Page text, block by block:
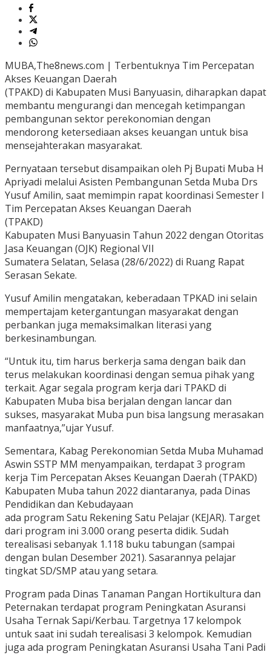
MUBA,The8news.com | Terbentuknya Tim Percepatan
Akses Keuangan Daerah
(TPAKD) di Kabupaten Musi Banyuasin, diharapkan dapat
membantu mengurangi dan mencegah ketimpangan
pembangunan sektor perekonomian dengan
mendorong ketersediaan akses keuangan untuk bisa
mensejahterakan masyarakat.
Pernyataan tersebut disampaikan oleh Pj Bupati Muba H
Apriyadi melalui Asisten Pembangunan Setda Muba Drs
Yusuf Amilin, saat memimpin rapat koordinasi Semester I
Tim Percepatan Akses Keuangan Daerah
(TPAKD)
Kabupaten Musi Banyuasin Tahun 2022 dengan Otoritas
Jasa Keuangan (OJK) Regional VII
Sumatera Selatan, Selasa (28/6/2022) di Ruang Rapat
Serasan Sekate.
Yusuf Amilin mengatakan, keberadaan TPKAD ini selain
mempertajam ketergantungan masyarakat dengan
perbankan juga memaksimalkan literasi yang
berkesinambungan.
“Untuk itu, tim harus berkerja sama dengan baik dan
terus melakukan koordinasi dengan semua pihak yang
terkait. Agar segala program kerja dari TPAKD di
Kabupaten Muba bisa berjalan dengan lancar dan
sukses, masyarakat Muba pun bisa langsung merasakan
manfaatnya,”ujar Yusuf.
Sementara, Kabag Perekonomian Setda Muba Muhamad
Aswin SSTP MM menyampaikan, terdapat 3 program
kerja Tim Percepatan Akses Keuangan Daerah (TPAKD)
Kabupaten Muba tahun 2022 diantaranya, pada Dinas
Pendidikan dan Kebudayaan
ada program Satu Rekening Satu Pelajar (KEJAR). Target
dari program ini 3.000 orang peserta didik. Sudah
terealisasi sebanyak 1.118 buku tabungan (sampai
dengan bulan Desember 2021). Sasarannya pelajar
tingkat SD/SMP atau yang setara.
Program pada Dinas Tanaman Pangan Hortikultura dan
Peternakan terdapat program Peningkatan Asuransi
Usaha Ternak Sapi/Kerbau. Targetnya 17 kelompok
untuk saat ini sudah terealisasi 3 kelompok. Kemudian
juga ada program Peningkatan Asuransi Usaha Tani Padi